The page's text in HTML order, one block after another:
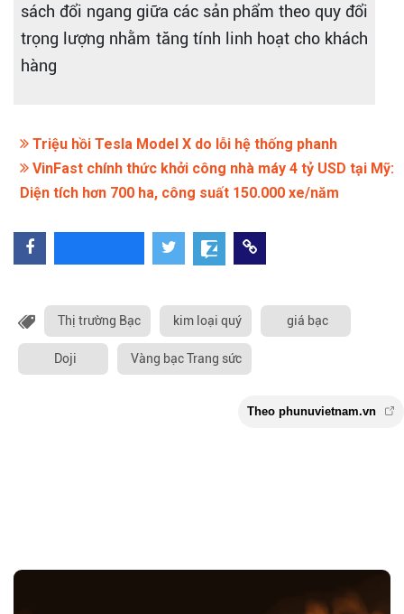
sách đổi ngang giữa các sản phẩm theo quy đổi
trọng lượng nhằm tăng tính linh hoạt cho khách
hàng
Triệu hồi Tesla Model X do lỗi hệ thống phanh
VinFast chính thức khởi công nhà máy 4 tỷ USD tại Mỹ:
Diện tích hơn 700 ha, công suất 150.000 xe/năm
Thị trường Bạc kim loại quý giá bạc
Doji Vàng bạc Trang sức